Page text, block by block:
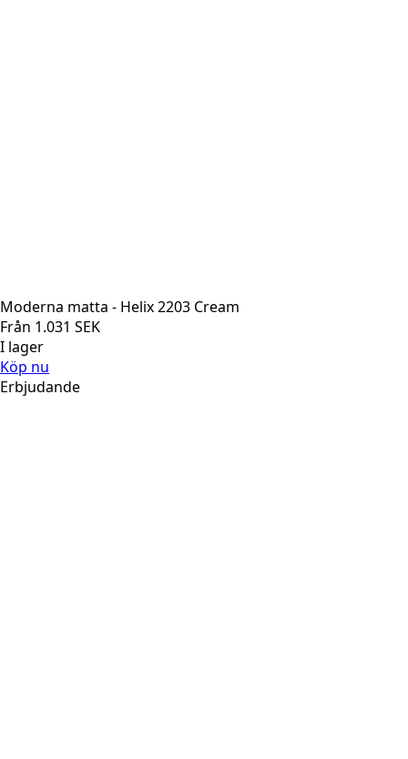
Moderna matta - Helix 2203 Cream
Från 1.031 SEK
I lager
Köp nu
Erbjudande